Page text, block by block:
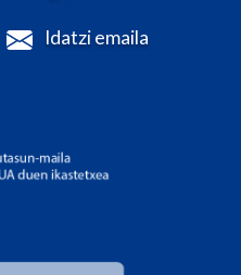
Idatzi emaila